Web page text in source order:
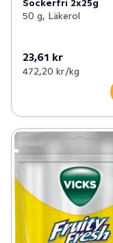
Sockerfri 2x25g
50 g, Läkerol
23,61 kr
472,20 kr /kg